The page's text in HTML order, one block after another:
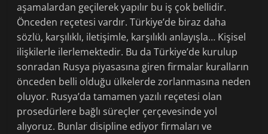
aşamalardan geçilerek yapılır bu iş çok bellidir.
Önceden reçetesi vardır. Türkiye’de biraz daha
sözlü, karşılıklı, iletişimle, karşılıklı anlayışla… Kişisel
ilişkilerle ilerlemektedir. Bu da Türkiye’de kurulup
sonradan Rusya piyasasına giren firmalar kuralların
önceden belli olduğu ülkelerde zorlanmasına neden
oluyor. Rusya’da tamamen yazılı reçetesi olan
prosedürlere bağlı süreçler çerçevesinde yol
alıyoruz. Bunlar disipline ediyor firmaları ve